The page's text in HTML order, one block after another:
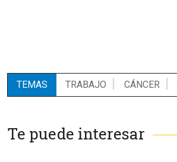
TEMAS TRABAJO CÁNCER
Te puede interesar